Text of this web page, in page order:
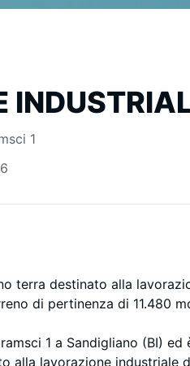
1
terra destinato alla
di pertinenza di 11.480
1 a Sandigliano (BI)
alla lavorazione industriale